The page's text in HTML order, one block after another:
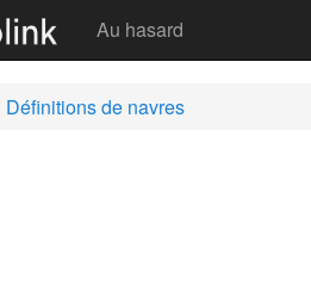
Au hasard
Définitions de navres
Navres